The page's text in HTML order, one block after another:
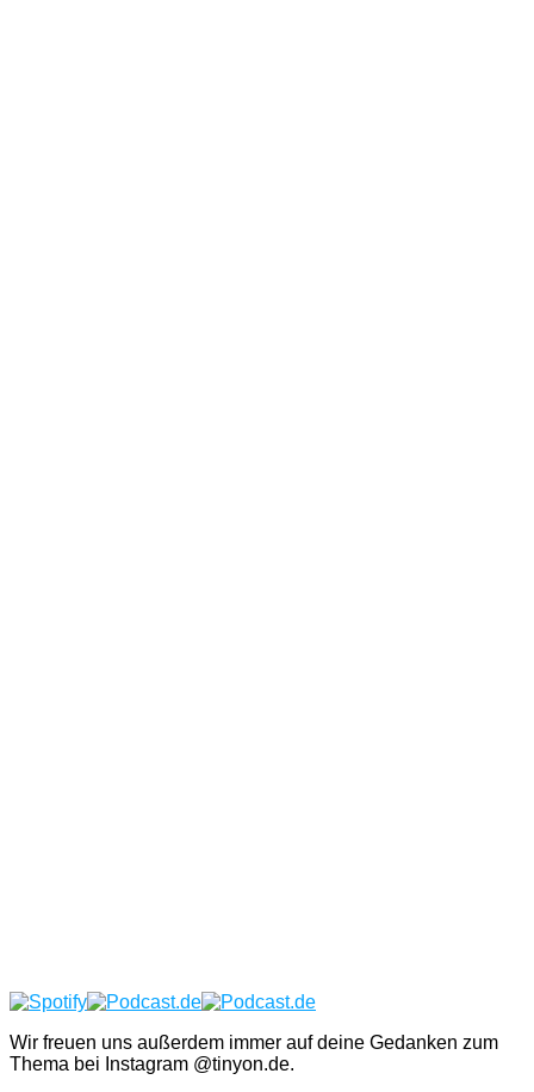
Wir freuen uns außerdem immer auf deine Gedanken zum
Thema bei Instagram @tinyon.de.